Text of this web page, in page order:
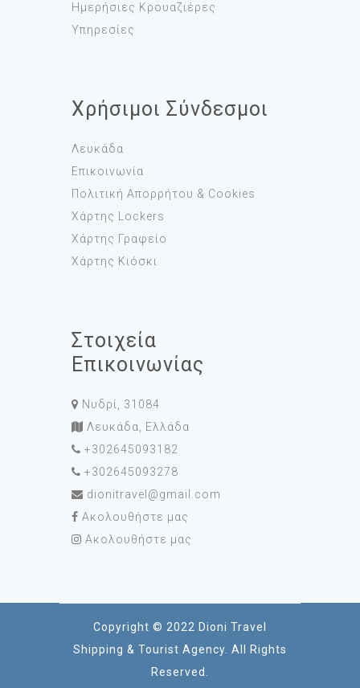
Ημερήσιες Κρουαζιέρες
Υπηρεσίες
Χρήσιμοι Σύνδεσμοι
Λευκάδα
Επικοινωνία
Πολιτική Απορρήτου & Cookies
Χάρτης Lockers
Χάρτης Γραφείο
Χάρτης Κιόσκι
Στοιχεία
Επικοινωνίας
Νυδρί, 31084
Λευκάδα, Ελλάδα
+302645093182
+302645093278
dionitravel@gmail.com
Ακολουθήστε μας
Ακολουθήστε μας
Copyright © 2022 Dioni Travel
Shipping & Tourist Agency. All Rights
Reserved.